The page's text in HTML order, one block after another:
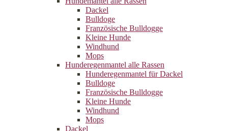
Dackel
Bulldoge
Französische Bulldogge
Kleine Hunde
Windhund
Mops
Hunderegenman­tel alle Rassen
Hunderegenmantel für Dackel
Bulldoge
Französische Bulldogge
Kleine Hunde
Windhund
Mops
Dackel